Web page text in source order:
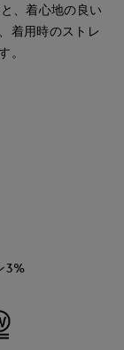
、着心地の良い
着用時のストレ
。
3%